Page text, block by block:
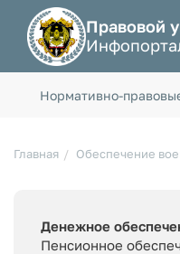
Правовой
Нормативно-
Главная Обеспечение
Денежное
Пенсионное